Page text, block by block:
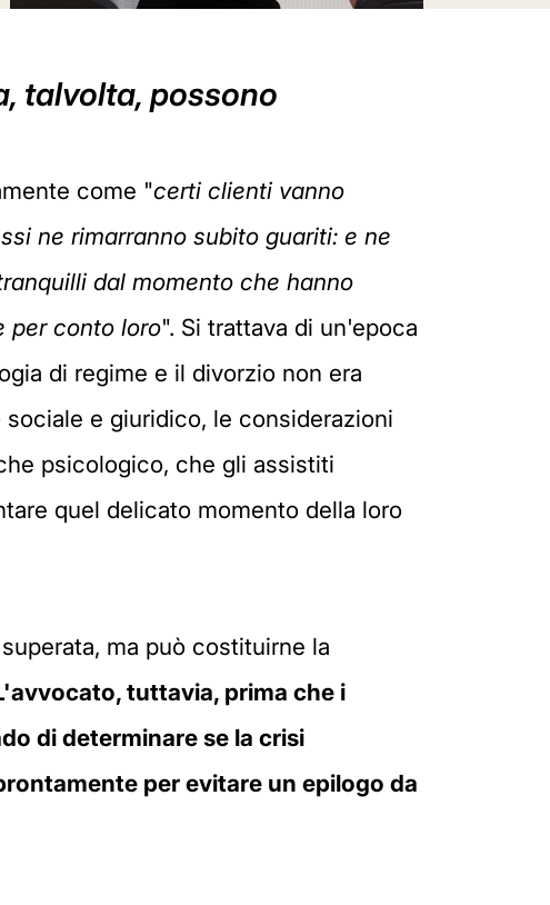
talvolta, possono
come "certi clienti vanno
ne rimarranno subito guariti: e ne
dal momento che hanno
per conto loro". Si trattava di un'epoca
di regime e il divorzio non era
e giuridico, le considerazioni
psicologico, che gli assistiti
quel delicato momento della loro
ma può costituirne la
tuttavia, prima che i
di determinare se la crisi
per evitare un epilogo da